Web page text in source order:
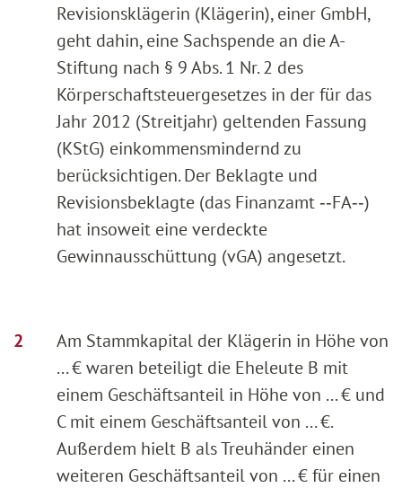
Revisionsklägerin (Klägerin), einer GmbH,
geht dahin, eine Sachspende an die A-
Stiftung nach § 9 Abs. 1 Nr. 2 des
Körperschaftsteuergesetzes in der für das
Jahr 2012 (Streitjahr) geltenden Fassung
(KStG) einkommensmindernd zu
berücksichtigen. Der Beklagte und
Revisionsbeklagte (das Finanzamt ‑‑FA‑‑)
hat insoweit eine verdeckte
Gewinnausschüttung (vGA) angesetzt.
Am Stammkapital der Klägerin in Höhe von
... € waren beteiligt die Eheleute B mit
einem Geschäftsanteil in Höhe von ... € und
C mit einem Geschäftsanteil von ... €.
Außerdem hielt B als Treuhänder einen
weiteren Geschäftsanteil von ... € für einen